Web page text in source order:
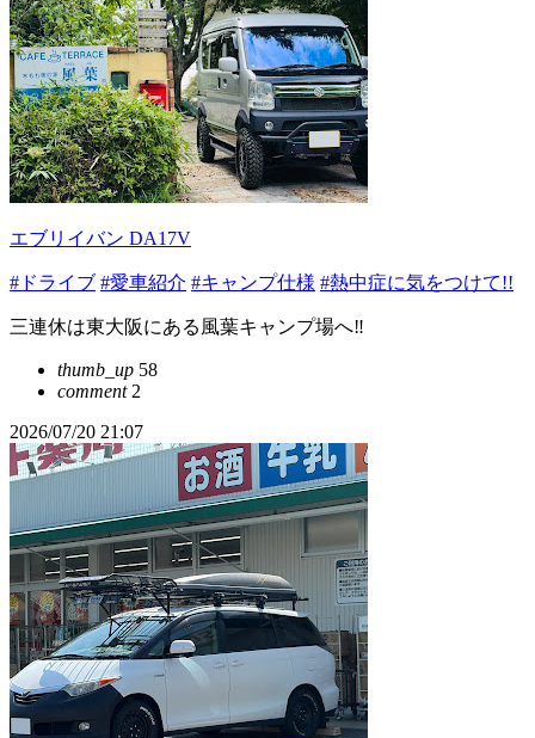
エブリイバン DA17V
#ドライブ #愛車紹介 #キャンプ仕様 #熱中症に気をつけて!!
三連休は東大阪にある風葉キャンプ場へ‼︎
thumb_up 58
comment2
2026/07/20 21:07